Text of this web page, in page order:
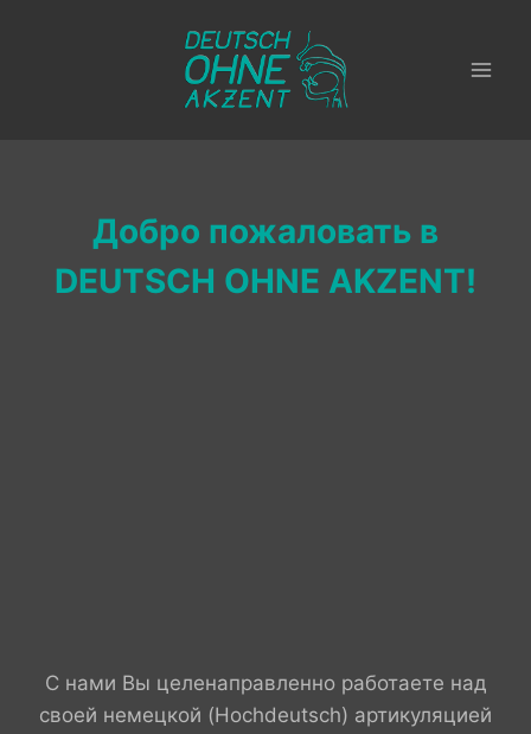
Добро пожаловать в
DEUTSCH OHNE AKZENT!
С нами Вы целенаправленно работаете над
своей немецкой (Hochdeutsch) артикуляцией